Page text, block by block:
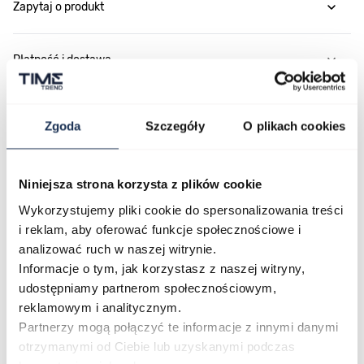
Zgoda Szczegóły O plikach cookies
Niniejsza strona korzysta z plików cookie
Wykorzystujemy pliki cookie do spersonalizowania treści
i reklam, aby oferować funkcje społecznościowe i
analizować ruch w naszej witrynie.
Informacje o tym, jak korzystasz z naszej witryny,
udostępniamy partnerom społecznościowym,
reklamowym i analitycznym.
Partnerzy mogą połączyć te informacje z innymi danymi
otrzymanymi od Ciebie lub uzyskanymi podczas
Zapytaj o produkt
Płatność i dostawa
Najczęściej kupowane
Poruszanie się po elementach karuzeli jest możliwe za pomocą
Naciśnij, aby pominąć karuzelę
Naciśnij, aby przejść do nawigacji karuzeli